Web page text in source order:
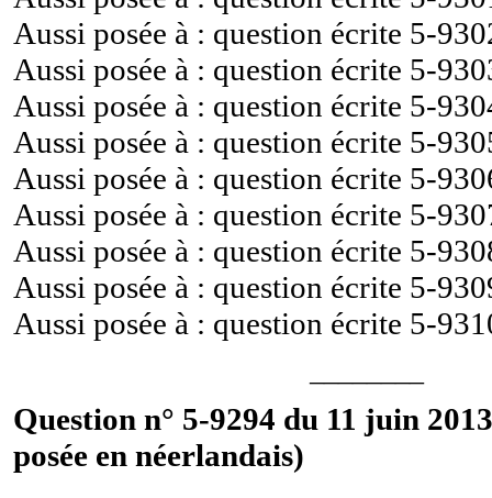
Aussi posée à : question écrite 5-
Aussi posée à : question écrite 5-
Aussi posée à : question écrite 5-
Aussi posée à : question écrite 5-
Aussi posée à : question écrite 5-
Aussi posée à : question écrite 5-
Aussi posée à : question écrite 5-
Aussi posée à : question écrite 5-
Aussi posée à : question écrite 5-
Question n° 5-9294 du 11 juin
posée en néerlandais)